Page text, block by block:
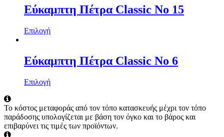
Εύκαμπτη Πέτρα Classic No 15
Επιλογή
Εύκαμπτη Πέτρα Classic No 6
Επιλογή
Το κόστος μεταφοράς από τον τόπο κατασκευής μέχρι τον τόπο
παράδοσης υπολογίζεται με βάση τον όγκο και το βάρος και
επιβαρύνει τις τιμές των προϊόντων.